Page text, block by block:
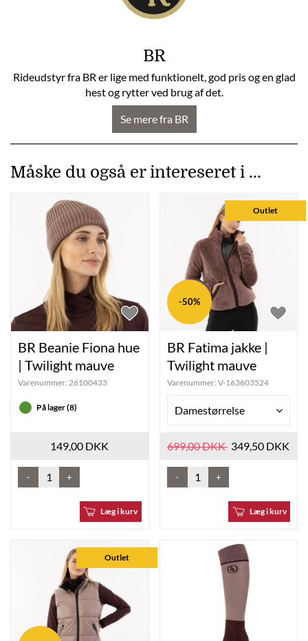
BR
Rideudstyr fra BR er lige med funktionelt, god pris og en glad
hest og rytter ved brug af det.
Se mere fra BR
Måske du også er intereseret i ...
BR Beanie Fiona hue
| Twilight mauve
Varenummer: 26100433
På lager (8)
149,00 DKK
- +
Læg i kurv
-50%
BR Fatima jakke |
Twilight mauve
Varenummer: V-163603524
Damestørrelse
Outlet
699,00 DKK 349,50 DKK
- +
Læg i kurv
Outlet